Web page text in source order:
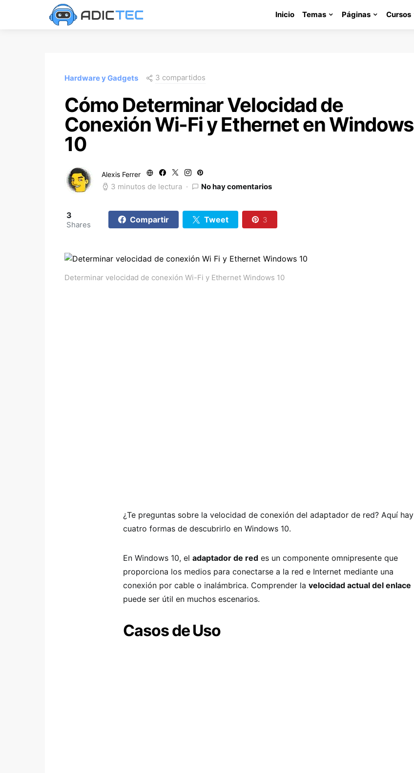
Inicio Temas Páginas Cursos
Hardware y Gadgets 3 compartidos
Cómo Determinar Velocidad de
Conexión Wi-Fi y Ethernet en Windows
10
Alexis Ferrer
3 minutos de lectura No hay comentarios
3
Shares Compartir Tweet 3
Determinar velocidad de conexión Wi-Fi y Ethernet Windows 10
¿Te preguntas sobre la velocidad de conexión del adaptador de red? Aquí hay
cuatro formas de descubrirlo en Windows 10.
En Windows 10, el adaptador de red es un componente omnipresente que
proporciona los medios para conectarse a la red e Internet mediante una
conexión por cable o inalámbrica. Comprender la velocidad actual del enlace
puede ser útil en muchos escenarios.
Casos de Uso